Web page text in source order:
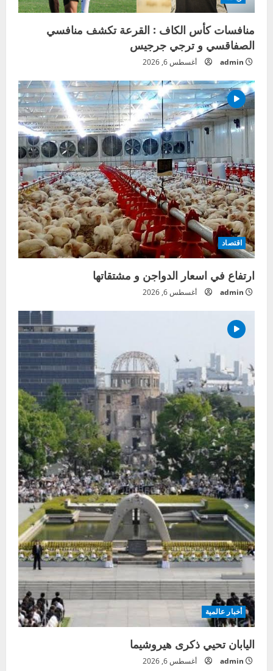
منافسات كأس الكاف : القرعة تكشف منافسي
الصفاقسي و ترجي جرجيس
admin أغسطس 6, 2026
اقتصاد
ارتفاع في اسعار الدواجن و مشتقاتها
admin أغسطس 6, 2026
أخبار عالمية
اليابان تحيي ذكرى هيروشيما
admin أغسطس 6, 2026